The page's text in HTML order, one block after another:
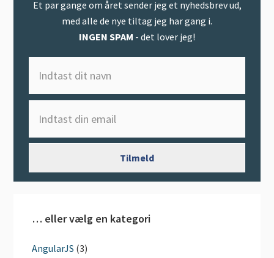
Et par gange om året sender jeg et nyhedsbrev ud,
med alle de nye tiltag jeg har gang i.
INGEN SPAM - det lover jeg!
… eller vælg en kategori
AngularJS (3)